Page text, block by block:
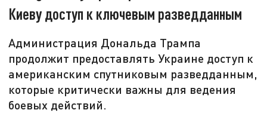
Киеву доступ к ключевым разведданным
Администрация Дональда Трампа
продолжит предоставлять Украине доступ к
американским спутниковым разведданным,
которые критически важны для ведения
боевых действий.